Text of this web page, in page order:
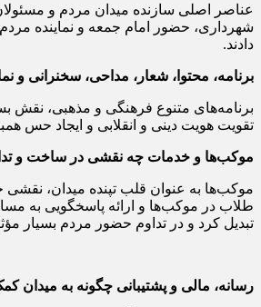
عناصر اصلی سازنده میدان مردم و
شهرداری، حضور امام جمعه و نماینده
دادند.
برنامه، محتوا، شعار، مداحی، سخنرانی و
برنامه‌های متنوع فرهنگی و مذهبی، نقش
تقویت هویت دینی و انقلابی و ایجاد حس
موکب‌ها و خدمات چه نقشی در ساخت و
موکب‌ها به عنوان قلب تپنده میدان، نقشی
طلاب در موکب‌ها و ارائه پاسخگویی به
تبدیل کرد و در تداوم حضور مردم بسیار
رسانه، مالی و پشتیبانی چگونه به